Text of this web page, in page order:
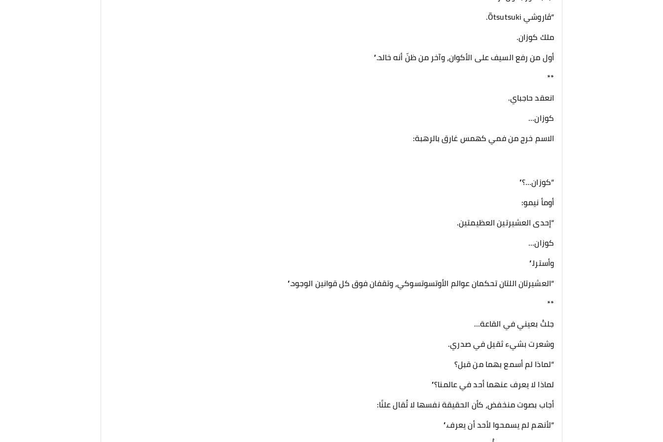
“ڤاروشي Ōtsutsuki.
ملك كوزان.
أول من رفع السيف على الأكوان، وآخر من ظنّ أنه خالد.”
**
انعقد حاجباي.
كوزان…
الاسم خرج من فمي كهمس غارق بالرهبة:
“كوزان…؟”
أومأ نيمو:
“إحدى العشيرتين العظيمتين.
كوزان…
وأسترا.”
“العشيرتان اللتان تحكمان عوالم الأوتسوتسوكي، وتقفان فوق كل قوانين الوجود.”
**
جلتُ بعيني في القاعة…
وشعرت بشيء ثقيل في صدري.
“لماذا لم أسمع بهما من قبل؟
لماذا لا يعرف عنهما أحد في عالمنا؟”
أجاب بصوت منخفض، كأن الحقيقة نفسها لا تُقال علنًا:
“لأنهم لم يسمحوا لأحد أن يعرف.”